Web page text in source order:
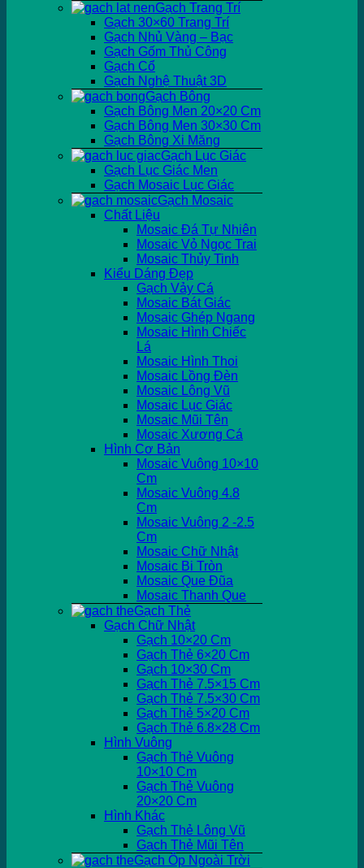
Gạch Trang Trí
Gạch 30×60 Trang Trí
Gạch Nhủ Vàng – Bạc
Gạch Gốm Thủ Công
Gạch Cổ
Gạch Nghệ Thuật 3D
Gạch Bông
Gạch Bông Men 20×20 Cm
Gạch Bông Men 30×30 Cm
Gạch Bông Xi Măng
Gạch Lục Giác
Gạch Lục Giác Men
Gạch Mosaic Lục Giác
Gạch Mosaic
Chất Liệu
Mosaic Đá Tự Nhiên
Mosaic Vỏ Ngọc Trai
Mosaic Thủy Tinh
Kiểu Dáng Đẹp
Gạch Vảy Cá
Mosaic Bát Giác
Mosaic Ghép Ngang
Mosaic Hình Chiếc
Lá
Mosaic Hình Thoi
Mosaic Lồng Đèn
Mosaic Lông Vũ
Mosaic Lục Giác
Mosaic Mũi Tên
Mosaic Xương Cá
Hình Cơ Bản
Mosaic Vuông 10×10
Cm
Mosaic Vuông 4.8
Cm
Mosaic Vuông 2 -2.5
Cm
Mosaic Chữ Nhật
Mosaic Bi Tròn
Mosaic Que Đũa
Mosaic Thanh Que
Gạch Thẻ
Gạch Chữ Nhật
Gạch 10×20 Cm
Gạch Thẻ 6×20 Cm
Gạch 10×30 Cm
Gạch Thẻ 7.5×15 Cm
Gạch Thẻ 7.5×30 Cm
Gạch Thẻ 5×20 Cm
Gạch Thẻ 6.8×28 Cm
Hình Vuông
Gạch Thẻ Vuông
10×10 Cm
Gạch Thẻ Vuông
20×20 Cm
Hình Khác
Gạch Thẻ Lông Vũ
Gạch Thẻ Mũi Tên
Gạch Ốp Ngoài Trời